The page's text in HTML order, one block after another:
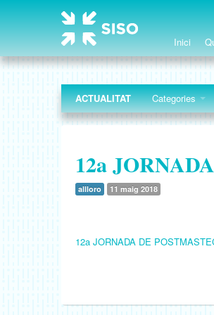
Inici
ACTUALITAT Categories
12a
allloro 11 maig 2018
12a JORNADA DE